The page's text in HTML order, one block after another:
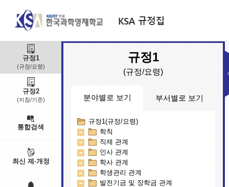
규정1
(규정/요령)
규정2
(지침/기준)
통합검색
최신 제·개정
규정1
(규정/요령)
분야별로 보기
규정1(규정/요령)
학칙
직제 관계
인사 관계
학사 관계
학생관리 관계
발전기금 및 장학금 관계
부서별로 보기
부서별(규정/요령)
교무연구부
대외기획부
학생생활부
행정지원부
인문예술학부
입학팀